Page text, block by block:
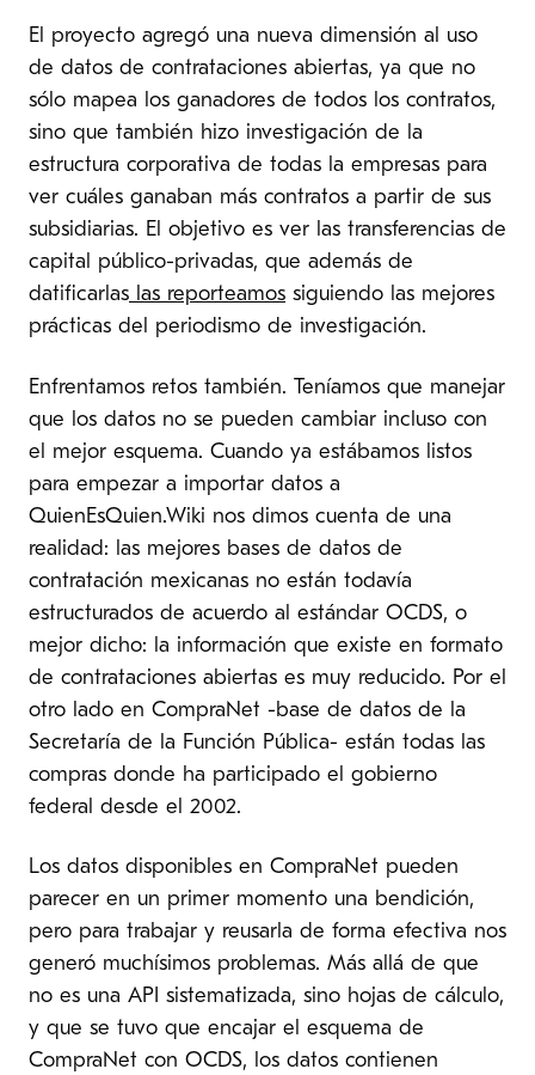
El proyecto agregó una nueva dimensión al uso
de datos de contrataciones abiertas, ya que no
sólo mapea los ganadores de todos los contratos,
sino que también hizo investigación de la
estructura corporativa de todas la empresas para
ver cuáles ganaban más contratos a partir de sus
subsidiarias. El objetivo es ver las transferencias de
capital público-privadas, que además de
datificarlas las reporteamos siguiendo las mejores
prácticas del periodismo de investigación.
Enfrentamos retos también. Teníamos que manejar
que los datos no se pueden cambiar incluso con
el mejor esquema. Cuando ya estábamos listos
para empezar a importar datos a
QuienEsQuien.Wiki nos dimos cuenta de una
realidad: las mejores bases de datos de
contratación mexicanas no están todavía
estructurados de acuerdo al estándar OCDS, o
mejor dicho: la información que existe en formato
de contrataciones abiertas es muy reducido. Por el
otro lado en CompraNet -base de datos de la
Secretaría de la Función Pública- están todas las
compras donde ha participado el gobierno
federal desde el 2002.
Los datos disponibles en CompraNet pueden
parecer en un primer momento una bendición,
pero para trabajar y reusarla de forma efectiva nos
generó muchísimos problemas. Más allá de que
no es una API sistematizada, sino hojas de cálculo,
y que se tuvo que encajar el esquema de
CompraNet con OCDS, los datos contienen